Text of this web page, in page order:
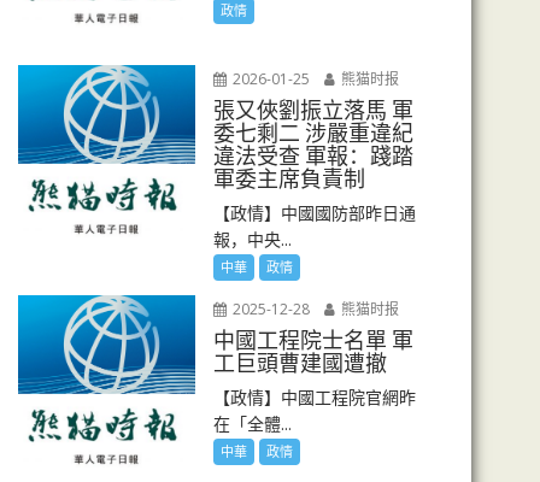
政情
2026-01-25 熊猫时报
張又俠劉振立落馬 軍
委七剩二 涉嚴重違紀
違法受查 軍報：踐踏
軍委主席負責制
【政情】中國國防部昨日通
報，中央...
中華 政情
2025-12-28 熊猫时报
中國工程院士名單 軍
工巨頭曹建國遭撤
【政情】中國工程院官網昨
在「全體...
中華 政情